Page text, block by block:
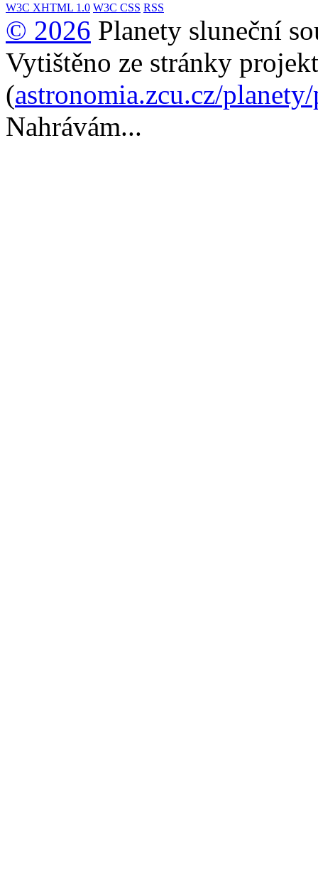
W3C XHTML 1.0 W3C CSS RSS
© 2026 Planety sluneční
Vytištěno ze stránky
(astronomia.zcu.cz/
Nahrávám...